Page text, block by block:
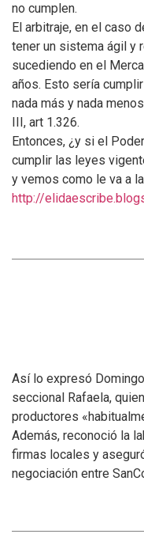
no cumplen.
El arbitraje, en el caso
tener un sistema ágil y
sucediendo en el
años. Esto sería
nada más y nada
III, art 1.326.
Entonces, ¿y si el
cumplir las leyes
y vemos como le va a
http://
Así lo expresó
seccional Rafaela,
productores
Además, reconoció la
firmas locales y
negociación entre